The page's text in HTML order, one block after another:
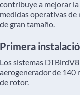
contribuye a mejorar
medidas operativas
de gran tamaño.
Primera
Los sistemas
aerogenerador de 140
de rotor.